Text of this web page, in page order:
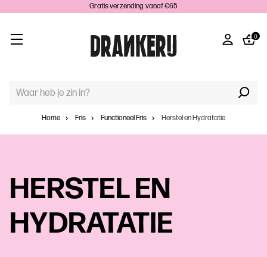
Gratis verzending vanaf €65
0
TREFWOORD
Home
Fris Functioneel Fris Herstel en Hydratatie
HERSTEL EN
HYDRATATIE